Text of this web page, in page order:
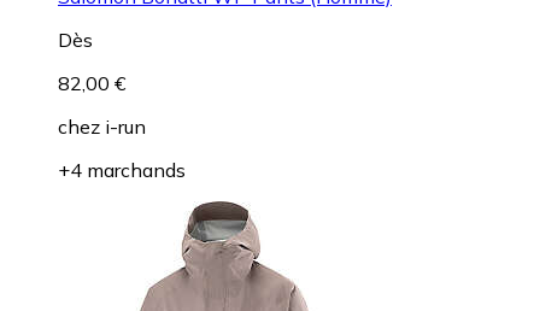
Dès
82,00 €
chez i-run
+4 marchands